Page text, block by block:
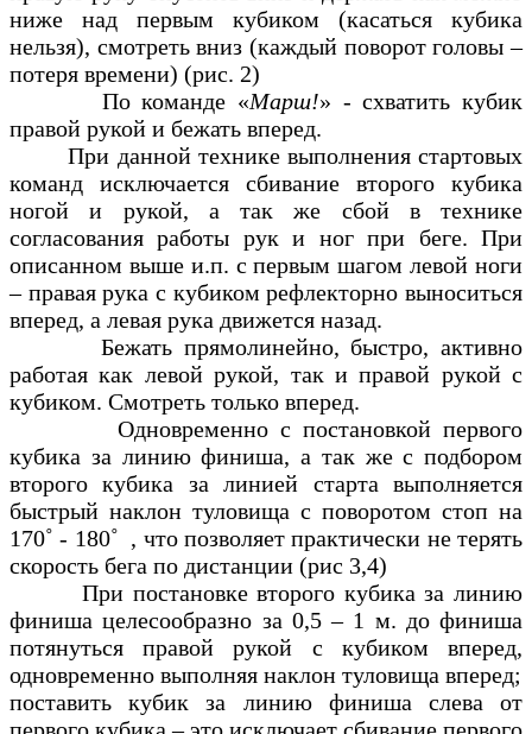
ниже над первым кубиком (касаться кубика
нельзя), смотреть вниз (каждый поворот головы –
потеря времени) (рис. 2)
По команде «Марш!» - схватить кубик
правой рукой и бежать вперед.
При данной технике выполнения стартовых
команд исключается сбивание второго кубика
ногой и рукой, а так же сбой в технике
согласования работы рук и ног при беге. При
описанном выше и.п. с первым шагом левой ноги
– правая рука с кубиком рефлекторно выноситься
вперед, а левая рука движется назад.
Бежать прямолинейно, быстро, активно
работая как левой рукой, так и правой рукой с
кубиком. Смотреть только вперед.
Одновременно с постановкой первого
кубика за линию финиша, а так же с подбором
второго кубика за линией старта выполняется
быстрый наклон туловища с поворотом стоп на
170˚ - 180˚ , что позволяет практически не терять
скорость бега по дистанции (рис 3,4)
При постановке второго кубика за линию
финиша целесообразно за 0,5 – 1 м. до финиша
потянуться правой рукой с кубиком вперед,
одновременно выполняя наклон туловища вперед;
поставить кубик за линию финиша слева от